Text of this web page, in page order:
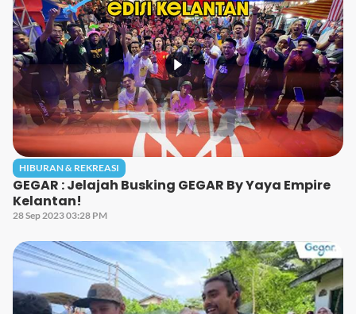
HIBURAN & REKREASI
GEGAR : Jelajah Busking GEGAR By Yaya Empire
Kelantan!
28 Sep 2023 03:28 PM